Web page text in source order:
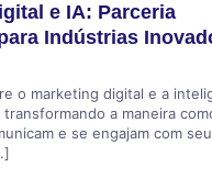
e IA: Parceria
Indústrias
o marketing digital e a
a maneira
e se engajam com